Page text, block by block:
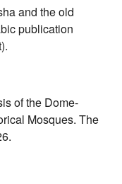
and the old
publication
of the Dome-
Mosques. The